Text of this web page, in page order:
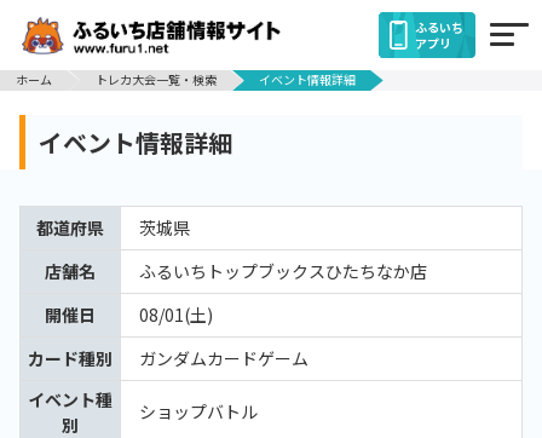
ふるいち
アプリ
ホーム
トレカ大会一覧・検索 イベント情報詳細
イベント情報詳細
都道府県
茨城県
店舗名
ふるいちトップブックスひたちなか店
開催日
08/01(土)
カード種別
ガンダムカードゲーム
イベント種
別
ショップバトル